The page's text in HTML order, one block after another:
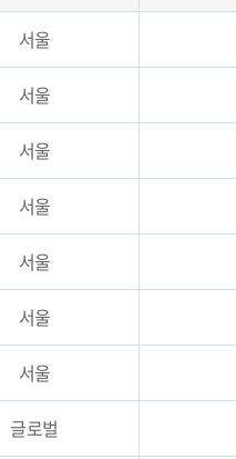
서울
서울
서울
서울
서울
서울
서울
글로벌